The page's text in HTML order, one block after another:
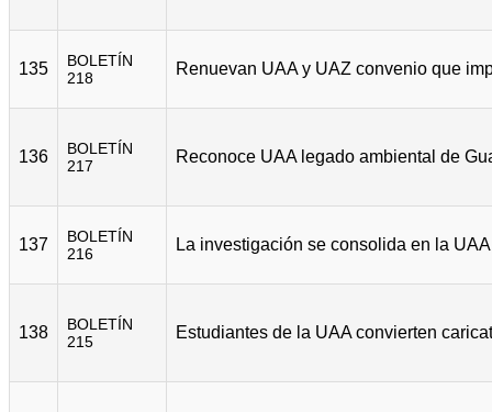
135
BOLETÍN
218
136
BOLETÍN
217
137
BOLETÍN
216
138
BOLETÍN
215